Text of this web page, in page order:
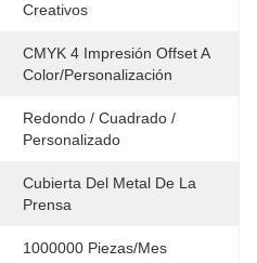
Creativos
CMYK 4 Impresión Offset A
Color/personalización
Redondo / Cuadrado /
Personalizado
Cubierta Del Metal De La
Prensa
1000000 Piezas/mes